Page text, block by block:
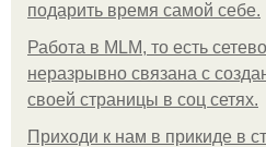
подарить время самой себе.
Работа в MLM, то есть
неразрывно связана с
своей страницы в соц сетях.
Приходи к нам в прикиде в